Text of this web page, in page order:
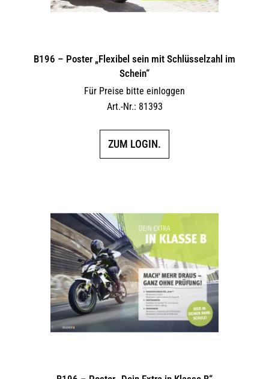
B196 – Poster „Flexibel sein mit Schlüsselzahl im
Schein“
Für Preise bitte einloggen
Art.-Nr.: 81393
ZUM LOGIN.